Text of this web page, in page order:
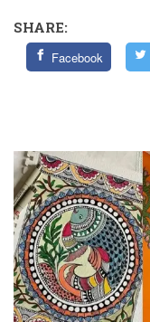
SHARE:
Facebook